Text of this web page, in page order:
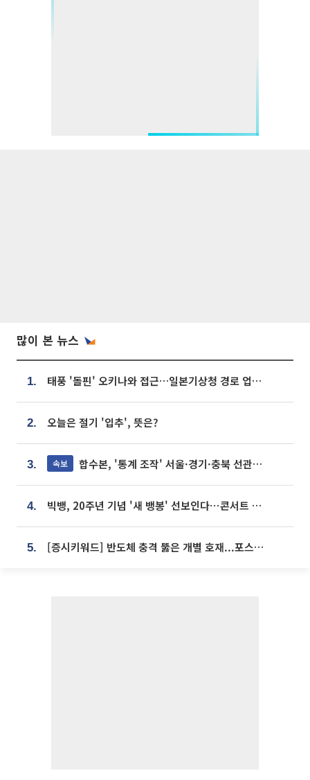
많이 본 뉴스
1. 태풍 '돌핀' 오키나와 접근…일본기상청 경로 업데이트
2. 오늘은 절기 '입추', 뜻은?
3. 속보 합수본, '통계 조작' 서울·경기·충북 선관위 등 추가 압수수색
4. 빅뱅, 20주년 기념 '새 뱅봉' 선보인다⋯콘서트 앞두고 팝업 개최
5. [증시키워드] 반도체 충격 뚫은 개별 호재...포스코퓨처엠·에코프로·한화솔루션 '눈길'